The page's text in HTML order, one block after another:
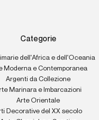
Categorie
dell'Africa e dell'Oceania
Moderna e Contemporanea
Argenti da Collezione
Marinara e Imbarcazioni
Arte Orientale
Decorative del XX secolo